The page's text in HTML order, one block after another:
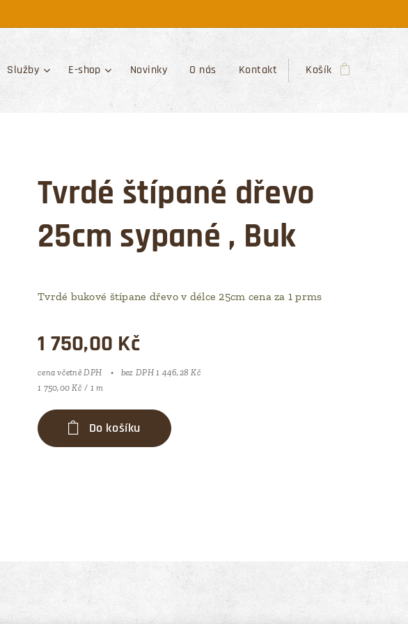
Služby E-shop Novinky O nás Kontakt Košík
Tvrdé štípané dřevo
25cm sypané , Buk
Tvrdé bukové štípane dřevo v délce 25cm cena za 1 prms
1 750,00 Kč
cena včetně DPH
bez DPH 1 446,28 Kč
1 750,00 Kč / 1 m
Do košíku